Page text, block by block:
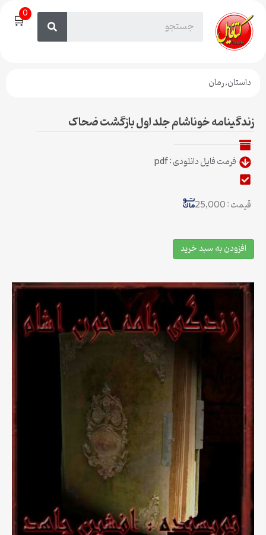
🛒0
داستان,رمان
زندگینامه خوناشام جلد اول بازگشت ضحاک
فرمت فایل دانلودی : pdf
قیمت : 25,000
افزودن به سبد خرید